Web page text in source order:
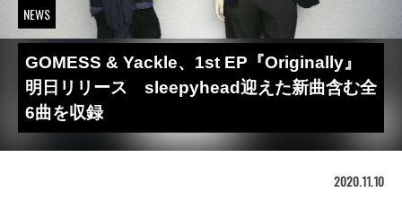
NEWS
GOMESS & Yackle、1st EP『Originally』
明日リリース sleepyhead迎えた新曲含む全
6曲を収録
2020.11.10